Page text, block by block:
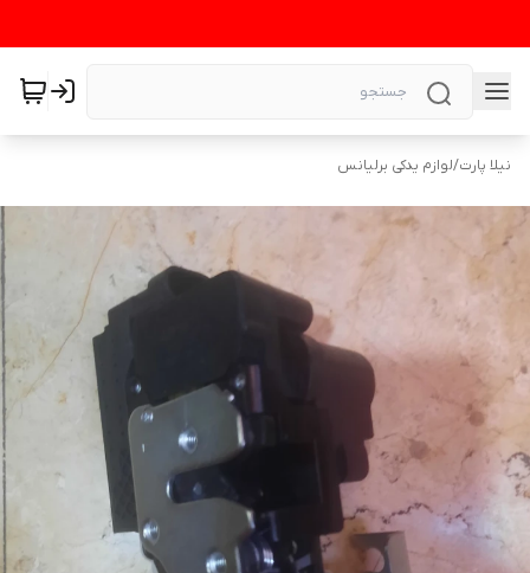
نیلا پارت/لوازم یدکی برلیانس